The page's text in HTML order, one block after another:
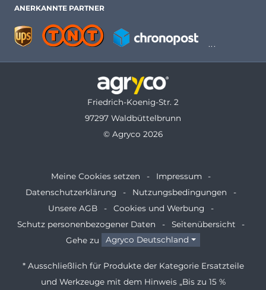
ANERKANNTE PARTNER
Friedrich-Koenig-Str. 2
97297 Waldbüttelbrunn
© Agryco 2026
Meine Cookies setzen
Impressum
Datenschutzerklärung
Nutzungsbedingungen
Unsere AGB
Cookies und Werbung
Schutz personenbezogener Daten
Seitenübersicht
Gehe zu
Agryco Deutschland
* Ausschließlich für Produkte der Kategorie Ersatzteile
und Werkzeuge mit dem Hinweis „Bis zu 15 %